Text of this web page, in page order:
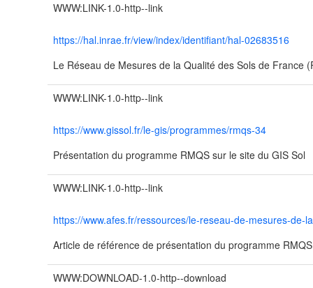
WWW:LINK-1.0-http--link
https://hal.inrae.fr/view/index/identifiant/hal-02683516
Le Réseau de Mesures de la Qualité des Sols de France
WWW:LINK-1.0-http--link
https://www.gissol.fr/le-gis/programmes/rmqs-34
Présentation du programme RMQS sur le site du GIS Sol
WWW:LINK-1.0-http--link
https://www.afes.fr/ressources/le-reseau-de-mesures-de-
Article de référence de présentation du programme
WWW:DOWNLOAD-1.0-http--download